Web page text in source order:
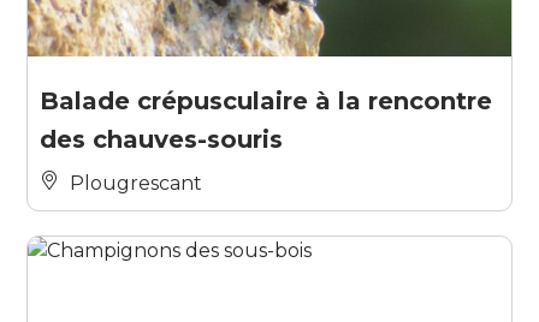
Balade crépusculaire à la rencontre
des chauves-souris
Plougrescant